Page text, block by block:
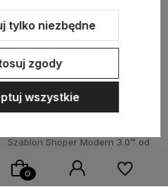
Szablon Shoper Modern 3.0™ od
tylko niezbędne
zgody
wszystkie